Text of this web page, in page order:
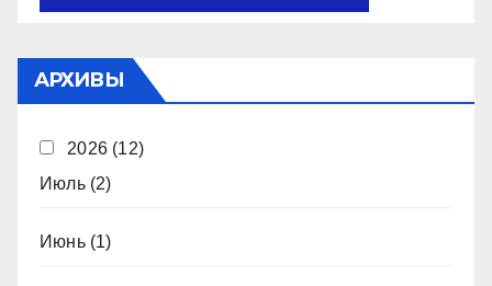
АРХИВЫ
2026 (12)
Июль(2)
Июнь(1)